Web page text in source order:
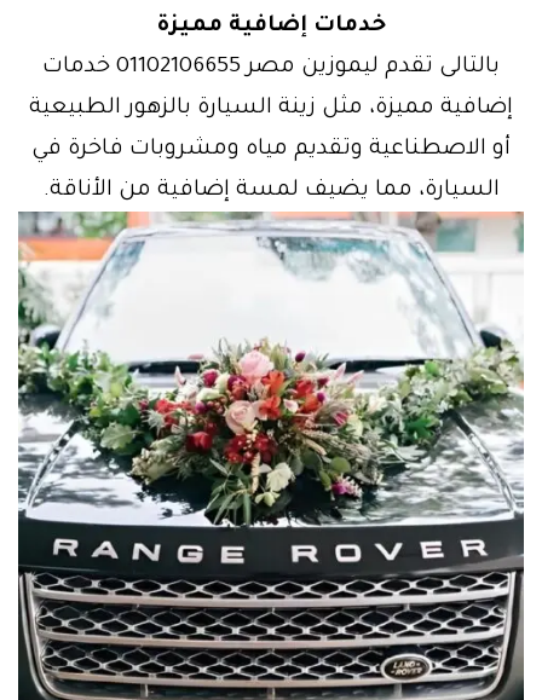
خدمات إضافية مميزة
بالتالى تقدم ليموزين مصر 01102106655 خدمات
إضافية مميزة، مثل زينة السيارة بالزهور الطبيعية
أو الاصطناعية وتقديم مياه ومشروبات فاخرة في
السيارة، مما يضيف لمسة إضافية من الأناقة.